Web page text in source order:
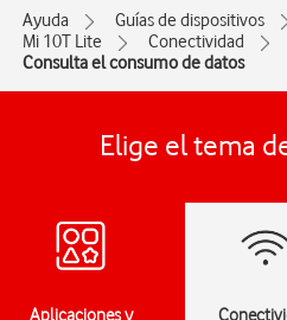
Ayuda Guías de dispositivos
Mi 10T Lite
Conectividad
Consulta el consumo de datos
Elige el tema
Aplicaciones y